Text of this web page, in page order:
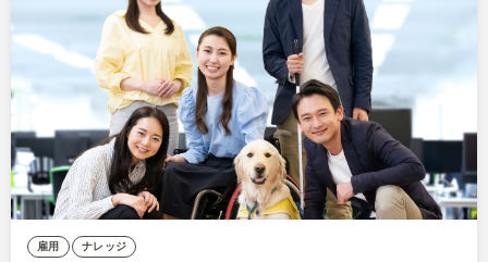
雇用 ナレッジ